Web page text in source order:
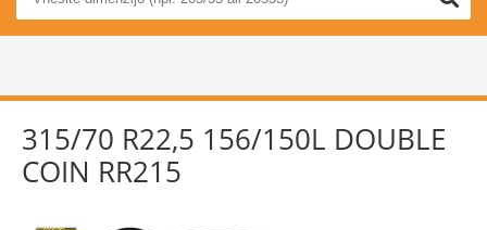
315/70 R22,5 156/150L DOUBLE
COIN RR215